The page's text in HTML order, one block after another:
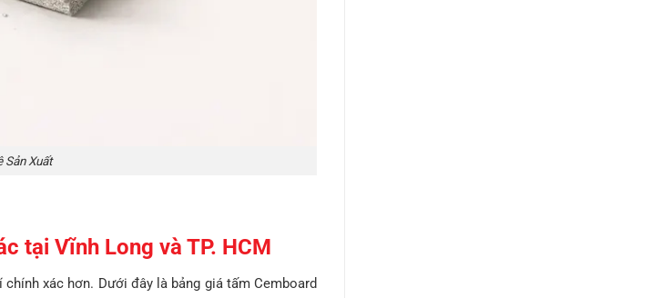
Sản Xuất
tại Vĩnh Long và TP. HCM
xác hơn. Dưới đây là bảng giá tấm Cemboard